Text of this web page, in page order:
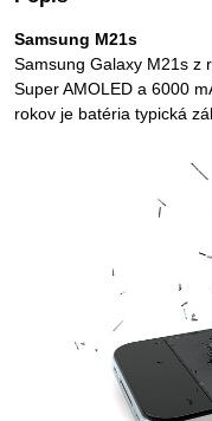
Samsung M21s
Samsung Galaxy M21s z
Super AMOLED a 6000
rokov je batéria typická